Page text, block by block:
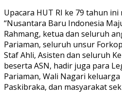
Upacara HUT RI ke 79 tahun
“Nusantara Baru Indonesia
Rahmang, ketua dan seluruh
Pariaman, seluruh unsur
Staf Ahli, Asisten dan seluruh
beserta ASN, hadir juga para
Pariaman, Wali Nagari
Paskibraka, dan masyarakat